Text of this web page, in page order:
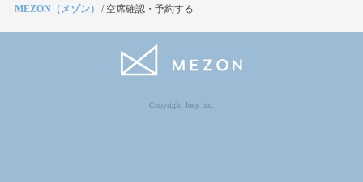
MEZON（メゾン） / 空席確認・予約する
Copyright Jocy inc.